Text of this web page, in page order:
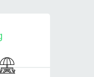
Picknickplaats